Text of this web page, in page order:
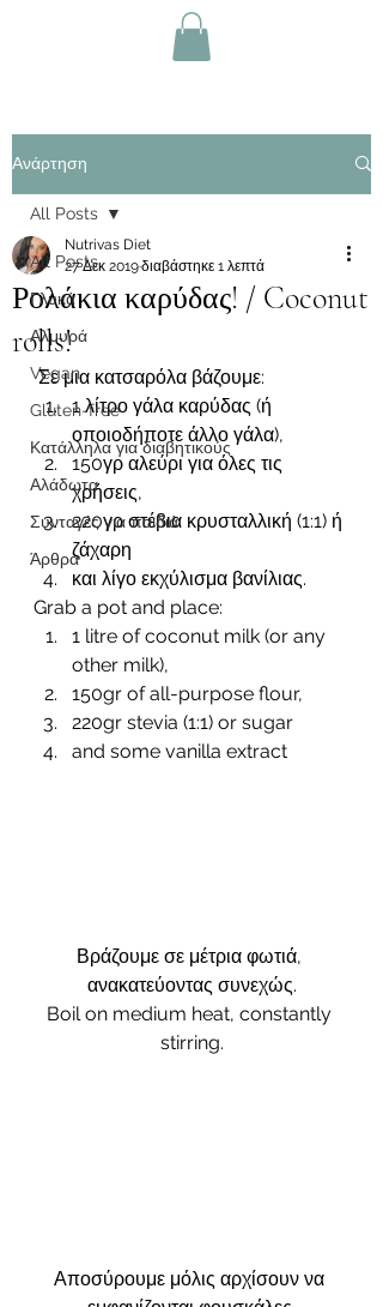
Ανάρτηση
All Posts
Γλυκά
Αλμυρά
Vegan
Gluten-free
Κατάλληλα για διαβητικούς
Αλάδωτα
Συνταγές για παιδιά
Άρθρα
All Posts
Ρολάκια καρύδας! / Coconut
rolls!
Nutrivas Diet
27 Δεκ 2019διαβάστηκε 1 λεπτά
Σε μια κατσαρόλα βάζουμε:
1 λίτρο γάλα καρύδας (ή
οποιοδήποτε άλλο γάλα),
150γρ αλεύρι για όλες τις
χρήσεις,
220γρ στέβια κρυσταλλική (1:1) ή
ζάχαρη
και λίγο εκχύλισμα βανίλιας.
Grab a pot and place:
1 litre of coconut milk (or any
other milk),
150gr of all-purpose flour,
220gr stevia (1:1) or sugar
and some vanilla extract
Βράζουμε σε μέτρια φωτιά,
ανακατεύοντας συνεχώς.
Boil on medium heat, constantly
stirring.
Αποσύρουμε μόλις αρχίσουν να